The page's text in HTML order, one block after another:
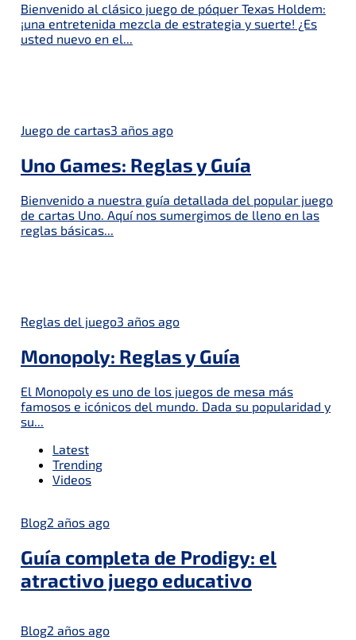
Bienvenido al clásico juego de póquer Texas Holdem:
¡una entretenida mezcla de estrategia y suerte! ¿Es
usted nuevo en el...
Juego de cartas3 años ago
Uno Games: Reglas y Guía
Bienvenido a nuestra guía detallada del popular juego
de cartas Uno. Aquí nos sumergimos de lleno en las
reglas básicas...
Reglas del juego3 años ago
Monopoly: Reglas y Guía
El Monopoly es uno de los juegos de mesa más
famosos e icónicos del mundo. Dada su popularidad y
su...
Latest
Trending
Videos
Blog2 años ago
Guía completa de Prodigy: el
atractivo juego educativo
Blog2 años ago